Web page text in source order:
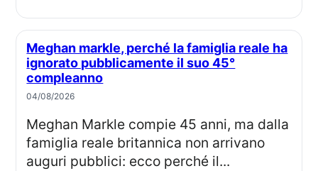
Meghan markle, perché la famiglia reale ha
ignorato pubblicamente il suo 45°
compleanno
04/08/2026
Meghan Markle compie 45 anni, ma dalla
famiglia reale britannica non arrivano
auguri pubblici: ecco perché il...